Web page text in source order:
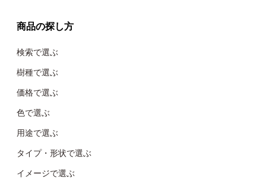
商品の探し方
検索で選ぶ
樹種で選ぶ
価格で選ぶ
色で選ぶ
用途で選ぶ
タイプ・形状で選ぶ
イメージで選ぶ